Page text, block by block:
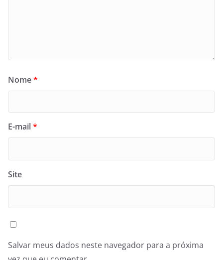
Nome*
E-mail*
Site
Salvar meus dados neste navegador para a próxima